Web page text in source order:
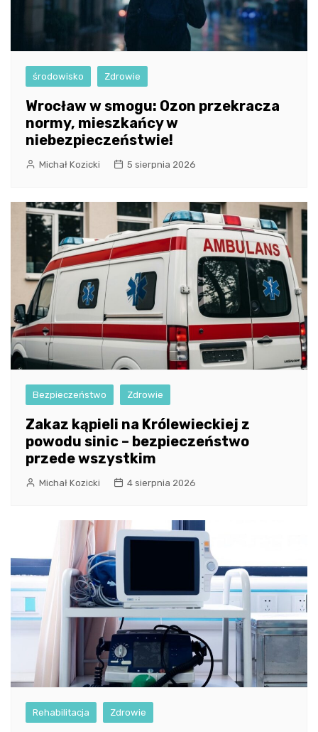
środowisko Zdrowie
Wrocław w smogu: Ozon przekracza
normy, mieszkańcy w
niebezpieczeństwie!
Michał Kozicki 5 sierpnia 2026
Bezpieczeństwo Zdrowie
Zakaz kąpieli na Królewieckiej z
powodu sinic – bezpieczeństwo
przede wszystkim
Michał Kozicki 4 sierpnia 2026
Rehabilitacja Zdrowie